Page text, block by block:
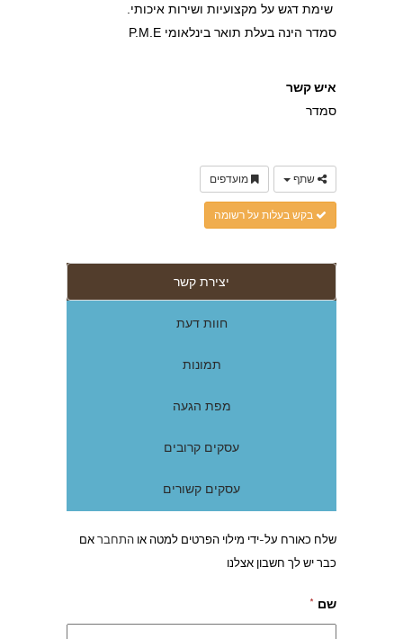
שימת דגש על מקצועיות ושירות איכותי.
סמדר הינה בעלת תואר בינלאומי P.M.E
איש קשר
סמדר
שתף מועדפים
בקש בעלות על רשומה
יצירת קשר
חוות דעת
תמונות
מפת הגעה
עסקים קרובים
עסקים קשורים
שלח כאורח על-ידי מילוי הפרטים למטה או התחבראם
כבר יש לך חשבון אצלנו
שם *